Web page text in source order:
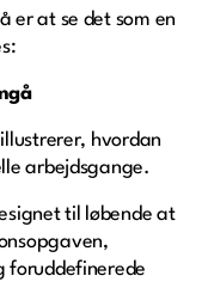
er at se det som en
hvordan
arbejdsgange.
til løbende at
foruddefinerede